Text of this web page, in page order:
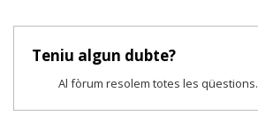
Teniu algun dubte?
Al fòrum resolem totes les qüestions.